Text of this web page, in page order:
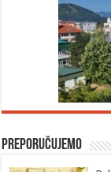
Preporučujemo